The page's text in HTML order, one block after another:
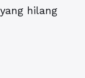
hilang